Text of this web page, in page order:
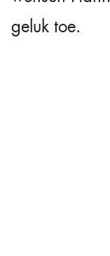
geluk toe.